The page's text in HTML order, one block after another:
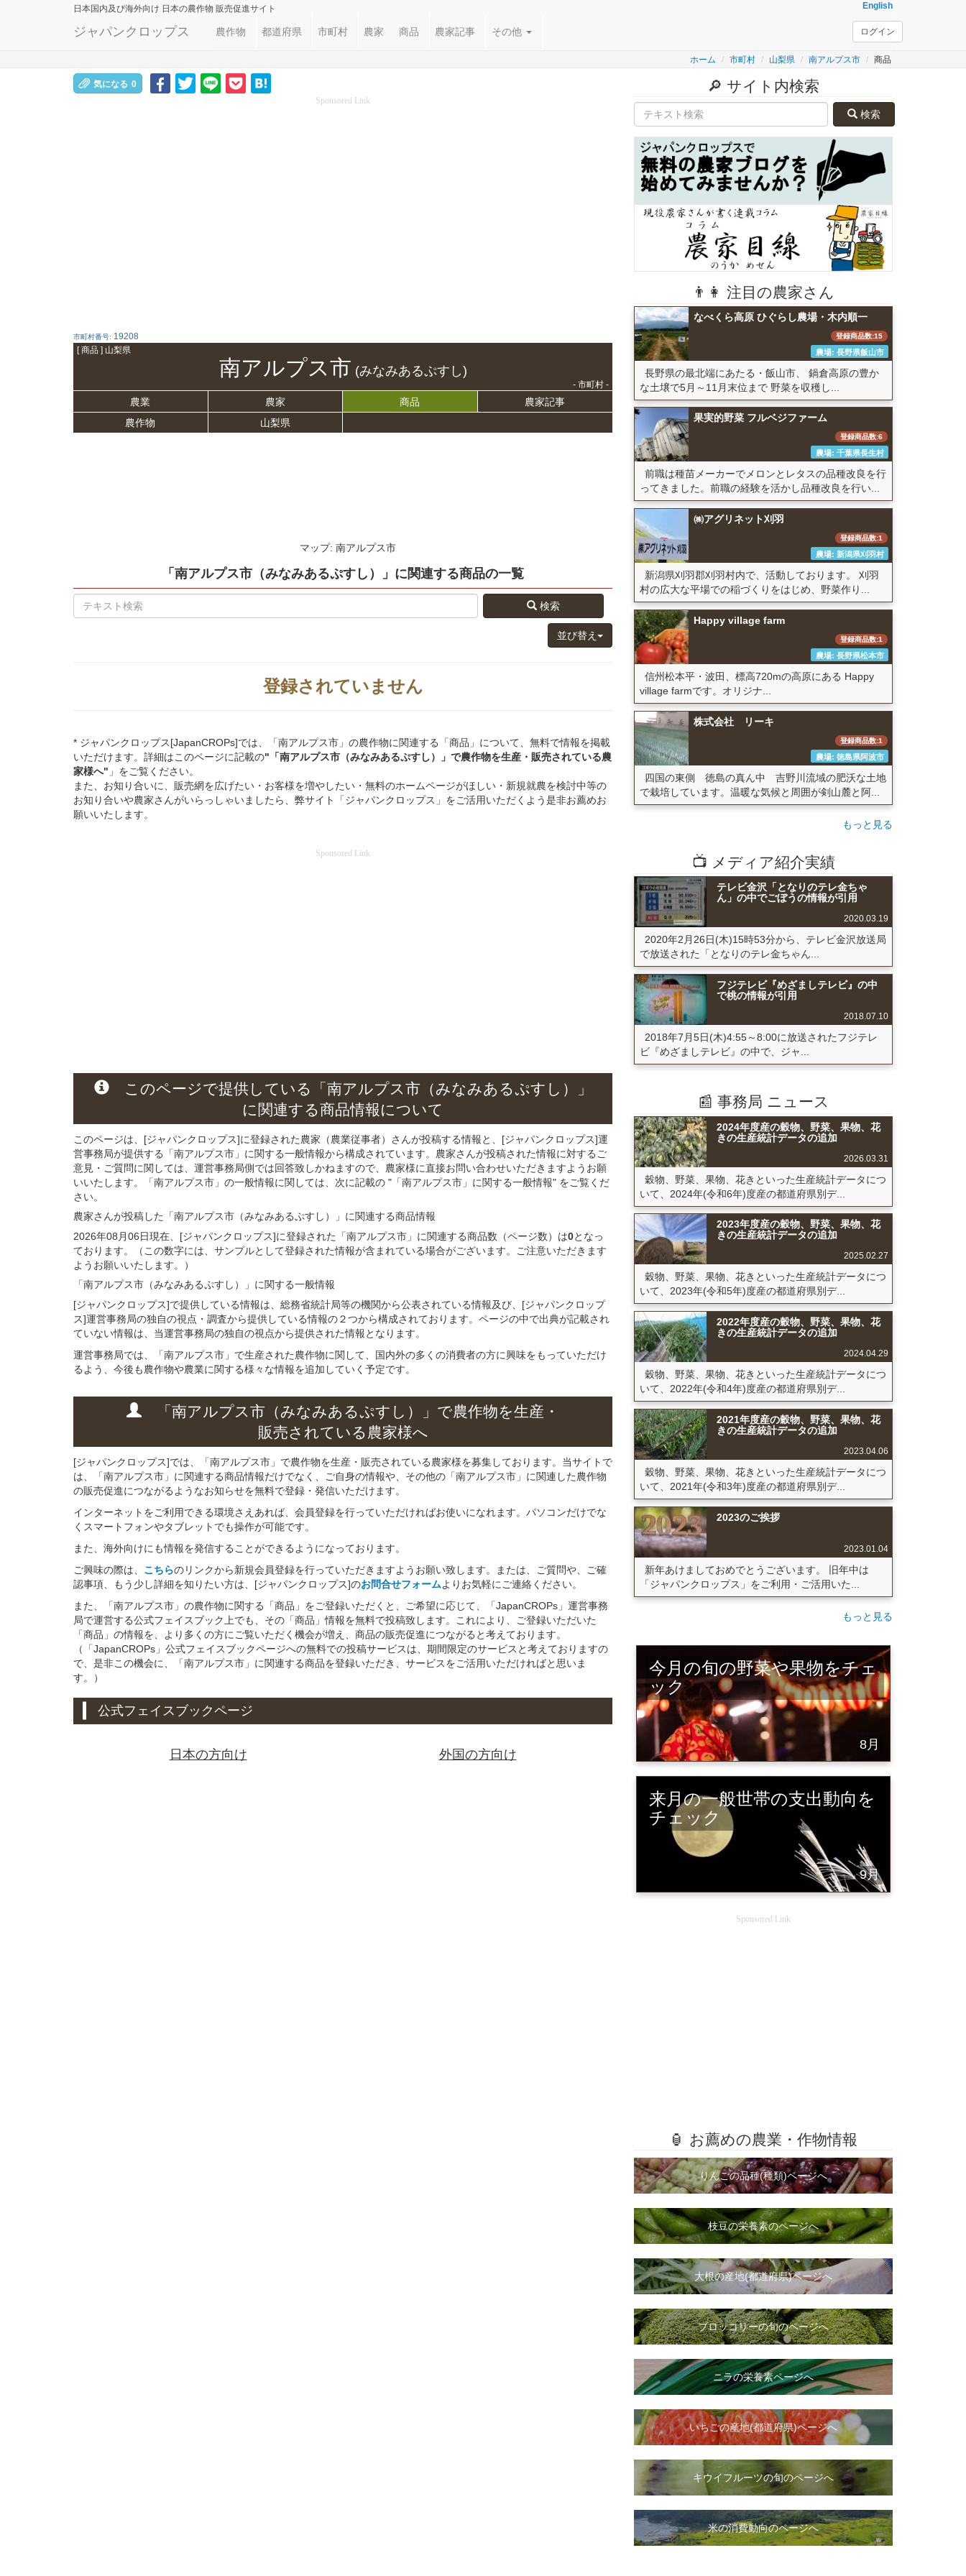
日本国内及び海外向け 日本の農作物 販売促進サイト English
ジャパンクロップス 農作物 都道府県 市町村 農家 商品 農家記事 その他 ログイン
ホーム 市町村 山梨県 南アルプス市 商品
気になる 0
Sponsored Link
市町村番号: 19208
[ 商品 ] 山梨県
南アルプス市 (みなみあるぷすし)
- 市町村 -
農業 農家 商品
農家記事
農作物
山梨県
マップ: 南アルプス市
「南アルプス市（みなみあるぷすし）」 に関連する商品の一覧
検索
並び替え
登録されていません
* ジャパンクロップス[JapanCROPs]では、「南アルプス市」の農作物に関連する「商品」について、無料で情報を掲載
いただけます。詳細はこのページに記載の"「南アルプス市（みなみあるぷすし）」 で農作物を生産・販売されている農
家様へ" 」をご覧ください。
また、お知り合いに、販売網を広げたい・お客様を増やしたい・無料のホームページがほしい・新規就農を検討中等の
お知り合いや農家さんがいらっしゃいましたら、弊サイト「ジャパンクロップス」をご活用いただくよう是非お薦めお
願いいたします。
Sponsored Link
このページで提供している
「南アルプス市（みなみあるぷすし）」
に関連する商品情報について
このページは、[ジャパンクロップス]に登録された農家（農業従事者）さんが投稿する情報と、[ジャパンクロップス]運
営事務局が提供する「南アルプス市」に関する一般情報から構成されています。農家さんが投稿された情報に対するご
意見・ご質問に関しては、運営事務局側では回答致しかねますので、農家様に直接お問い合わせいただきますようお願
いいたします。「南アルプス市」の一般情報に関しては、次に記載の "「南アルプス市」に関する一般情報" をご覧くだ
さい。
農家さんが投稿した「南アルプス市（みなみあるぷすし）」 に関連する商品情報
2026年08月06日現在、[ジャパンクロップス]に登録された「南アルプス市」に関連する商品数（ページ数）は0となっ
ております。（この数字には、サンプルとして登録された情報が含まれている場合がございます。ご注意いただきます
ようお願いいたします。）
「南アルプス市（みなみあるぷすし）」 に関する一般情報
[ジャパンクロップス]で提供している情報は、総務省統計局等の機関から公表されている情報及び、[ジャパンクロップ
ス]運営事務局の独自の視点・調査から提供している情報の２つから構成されております。ページの中で出典が記載され
ていない情報は、当運営事務局の独自の視点から提供された情報となります。
運営事務局では、「南アルプス市」で生産された農作物に関して、国内外の多くの消費者の方に興味をもっていただけ
るよう、今後も農作物や農業に関する様々な情報を追加していく予定です。
「南アルプス市（みなみあるぷすし）」 で農作物を生産・
販売されている 農家様へ
[ジャパンクロップス]では、「南アルプス市」で農作物を生産・販売されている農家様を募集しております。当サイトで
は、「南アルプス市」に関連する商品情報だけでなく、ご自身の情報や、その他の「南アルプス市」に関連した農作物
の販売促進につながるようなお知らせを無料で登録・発信いただけます。
インターネットをご利用できる環境さえあれば、会員登録を行っていただければお使いになれます。パソコンだけでな
くスマートフォンやタブレットでも操作が可能です。
また、海外向けにも情報を発信することができるようになっております。
ご興味の際は、 こちらのリンクから新規会員登録を行っていただきますようお願い致します。または、ご質問や、ご確
認事項、もう少し詳細を知りたい方は、[ジャパンクロップス]のお問合せフォームよりお気軽にご連絡ください。
また、「南アルプス市」の農作物に関する「商品」をご登録いただくと、ご希望に応じて、「JapanCROPs」運営事務
局で運営する公式フェイスブック上でも、その「商品」情報を無料で投稿致します。これにより、ご登録いただいた
「商品」の情報を、より多くの方にご覧いただく機会が増え、商品の販売促進につながると考えております。
（「JapanCROPs」公式フェイスブックページへの無料での投稿サービスは、期間限定のサービスと考えておりますの
で、是非この機会に、「南アルプス市」に関連する商品を登録いただき、サービスをご活用いただければと思いま
す。）
公式フェイスブックページ
日本の方向け 外国の方向け
🔎 サイト内検索
検索
👨👩 注目の農家さん
なべくら高原 ひぐらし農場・木内順一
登録商品数:15
農場: 長野県飯山市
長野県の最北端にあたる・飯山市、 鍋倉高原の豊か
な土壌で5月～11月末位まで 野菜を収穫し...
果実的野菜 フルベジファーム
登録商品数:6
農場: 千葉県長生村
前職は種苗メーカーでメロンとレタスの品種改良を行
ってきました。前職の経験を活かし品種改良を行い...
㈱アグリネット刈羽
登録商品数:1
農場: 新潟県刈羽村
新潟県刈羽郡刈羽村内で、活動しております。 刈羽
村の広大な平場での稲づくりをはじめ、野菜作り...
Happy village farm
登録商品数:1
農場: 長野県松本市
信州松本平・波田、標高720mの高原にある Happy
village farmです。オリジナ...
株式会社 リーキ
登録商品数:1
農場: 徳島県阿波市
四国の東側 徳島の真ん中 吉野川流域の肥沃な土地
で栽培しています。温暖な気候と周囲が剣山麓と阿...
もっと見る
📺 メディア紹介実績
テレビ金沢「となりのテレ金ちゃ
ん」の中でごぼうの情報が引用
2020.03.19
2020年2月26日(木)15時53分から、テレビ金沢放送局
で放送された「となりのテレ金ちゃん...
フジテレビ『めざましテレビ』の中
で桃の情報が引用
2018.07.10
2018年7月5日(木)4:55～8:00に放送されたフジテレ
ビ『めざましテレビ』の中で、ジャ...
📰 事務局 ニュース
2024年度産の穀物、野菜、果物、花
きの生産統計データの追加
2026.03.31
穀物、野菜、果物、花きといった生産統計データにつ
いて、2024年(令和6年)度産の都道府県別デ...
2023年度産の穀物、野菜、果物、花
きの生産統計データの追加
2025.02.27
穀物、野菜、果物、花きといった生産統計データにつ
いて、2023年(令和5年)度産の都道府県別デ...
2022年度産の穀物、野菜、果物、花
きの生産統計データの追加
2024.04.29
穀物、野菜、果物、花きといった生産統計データにつ
いて、2022年(令和4年)度産の都道府県別デ...
2021年度産の穀物、野菜、果物、花
きの生産統計データの追加
2023.04.06
穀物、野菜、果物、花きといった生産統計データにつ
いて、2021年(令和3年)度産の都道府県別デ...
2023のご挨拶
2023.01.04
新年あけましておめでとうございます。 旧年中は
「ジャパンクロップス」をご利用・ご活用いた...
もっと見る
今月の旬の野菜や果物をチェ
ック
8月
来月の一般世帯の支出動向を
チェック
9月
Sponsored Link
🏮 お薦めの農業・作物情報
りんごの品種(種類)ページへ
枝豆の栄養素のページへ
大根の産地(都道府県)ページへ
ブロッコリーの旬のページへ
ニラの栄養素ページへ
いちごの産地(都道府県)ページへ
キウイフルーツの旬のページへ
米の消費動向のページへ